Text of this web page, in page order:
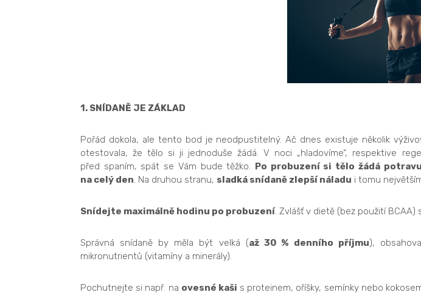
1. SNÍDANĚ JE ZÁKLAD
Pořád dokola, ale tento bod je neodpustitelný. Ač dnes existuje několik
otestovala, že tělo si ji jednoduše žádá. V noci „hladovíme“, respektive
před spaním, spát se Vám bude těžko. Po probuzení si tělo žádá potravu
na celý den. Na druhou stranu, sladká snídaně zlepší náladu i tomu
Snídejte maximálně hodinu po probuzení. Zvlášť v dietě (bez použití BCAA)
Správná snídaně by měla být velká (až 30 % denního příjmu),
mikronutrientů (vitamíny a minerály).
Pochutnejte si např. na ovesné kaši s proteinem, oříšky, semínky nebo